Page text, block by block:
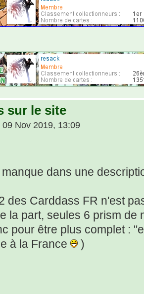
sur le site
09 Nov 2019, 13:09
dans une
des Carddass FR n'est
la part, seules 6 prism de
pour être plus complet :
à la France
)